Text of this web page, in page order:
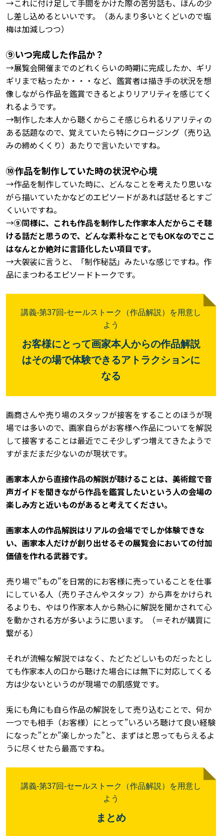
→これに付け足して手間をかけた際の苦労話も、ほんの少
し差し込めるといいです。（あんまり多いとくどいので塩
梅は加減しつつ）
⑨いつ完成した作品か？
→展覧会開催までのどれくらいの時期に完成したか、ギリ
ギリまで粘ったか・・・など、鑑賞者は描き手の状況を想
像しながら作品を鑑賞できるとよりリアリティを感じてく
れるようです。
→制作した本人から聴くからこそ感じられるリアリティの
ある話題なので、覚えていたら特にクロージング（売り込
みの締めくくり）あたりで言いたいですね。
⑩作品を制作していた時の状況や心境
→作品を制作していた時に、 どんなことを考えたり思いな
がら描いていたかなどのエピソードがあれば話せるとすご
くいいですね。
→⑨同様に、これも作品を制作した作家本人だからこそ聴
ける話だと思うので、どんな素朴なことでもOKなのでここ
はなんとか絶対に言語化したい項目です。
→大袈裟に言うと、「制作秘話」みたいな感じですね。作
品にまつわるエピソードトークです。
講義-第37回-セールストーク（作品解説）を用意し
よう
お客様にとって画家本人からの作品解説
はその場で体験できるアトラクションに
なる
画商さんや売り場のスタッフが接客をすることのほうが現
場では多いので、画家自らがお客様へ作品についてを解説
して接客することは最近でこそ少しずつ増えてきたようで
すがまだまだ少ないのが現状です。
画家本人から直接作品の解説が聴けることは、 美術館で音
声ガイドを聞きながら作品を鑑賞したいという人の会場の
楽しみ方と近いものがあると考えてください。
画家本人の作品解説はリアルの会場ででしか体験できな
い、画家本人だけが創り出せるその展覧会においての付加
価値を作れる武器です。
売り場で”もの”を日常的にお客様に売っていることを仕事
にしている人（売り子さんやスタッフ）から声をかけられ
るよりも、やはり作家本人から熱心に解説を聞かされて心
を動かされる方が多いように思います。（＝それが購買に
繋がる）
それが流暢な解説ではなく、たどたどしいものだったとし
ても作家本人の口から聴けた場合には無下に対応してくる
方は少ないというのが現場での肌感覚です。
兎にも角にも自ら作品の解説をして売り込むことで、何か
一つでも相手（お客様）にとって”いろいろ聴けて良い経験
になった”とか”楽しかった”と、まずはと思ってもらえるよ
うに尽くせたら最高ですね。
講義-第37回-セールストーク（作品解説）を用意し
よう
まとめ